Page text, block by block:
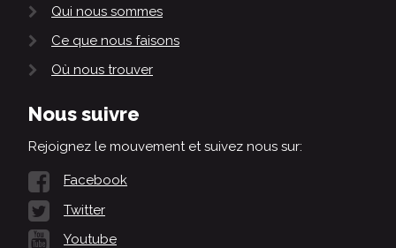
Qui nous sommes
Ce que nous faisons
Où nous trouver
Nous suivre
Rejoignez le mouvement et suivez nous sur:
Facebook
Twitter
Youtube